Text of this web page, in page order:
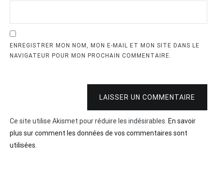
ENREGISTRER MON NOM, MON E-MAIL ET MON SITE DANS LE
NAVIGATEUR POUR MON PROCHAIN COMMENTAIRE.
LAISSER UN COMMENTAIRE
Ce site utilise Akismet pour réduire les indésirables. En savoir
plus sur comment les données de vos commentaires sont
utilisées